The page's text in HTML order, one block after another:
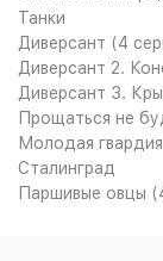
Танки
Диверсант (4
Диверсант 2.
Диверсант 3.
Прощаться не
Молодая
Сталинград
Паршивые овцы